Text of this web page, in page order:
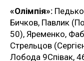
«Олімпія»:
Бичков, Павлик
50), Яременко,
Стрельцов
Лобода 9Співак,